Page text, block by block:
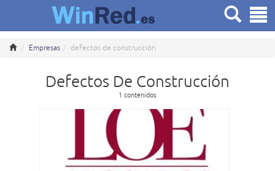
Empresas defectos de construcción
Defectos De Construcción
1 contenidos